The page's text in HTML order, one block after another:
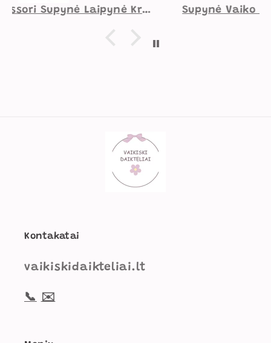
gerai.
Supynė Vaiko Kambariui Zuikutis Smėlio Spalvos
Kontakatai
vaikiskidaikteliai.lt
📞 ✉️